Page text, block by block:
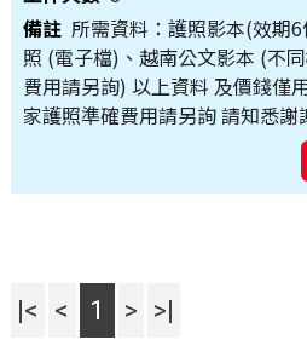
所需資料：護照影本(效期
照 (電子檔)、越南公文影本 (不
費用請另詢) 以上資料 及價錢僅
家護照準確費用請另詢 請知悉謝
|< < 1 > >|